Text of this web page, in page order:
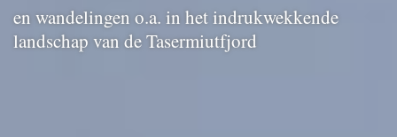
en wandelingen o.a. in het indrukwekkende
landschap van de Tasermiutfjord